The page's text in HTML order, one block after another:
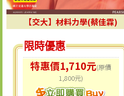
【交大】材料力學(蔡佳霖)
限時優惠
特惠價1,710元(原價
1,800元)